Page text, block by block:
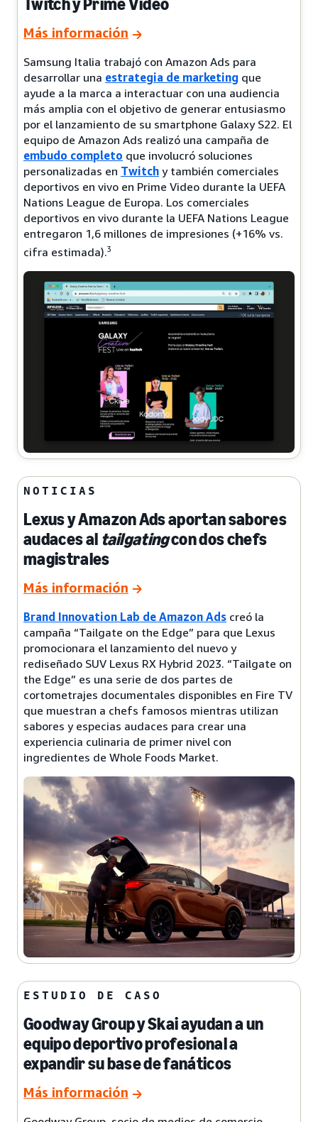
Más información
Samsung Italia trabajó con Amazon Ads para
desarrollar una estrategia de marketing que
ayude a la marca a interactuar con una audiencia
más amplia con el objetivo de generar entusiasmo
por el lanzamiento de su smartphone Galaxy S22. El
equipo de Amazon Ads realizó una campaña de
embudo completo que involucró soluciones
personalizadas en Twitch y también comerciales
deportivos en vivo en Prime Video durante la UEFA
Nations League de Europa. Los comerciales
deportivos en vivo durante la UEFA Nations League
entregaron 1,6 millones de impresiones (+16% vs.
cifra estimada).3
NOTICIAS
Lexus y Amazon Ads aportan sabores
audaces al tailgatingcon dos chefs
magistrales
Más información
Brand Innovation Lab de Amazon Ads creó la
campaña “Tailgate on the Edge” para que Lexus
promocionara el lanzamiento del nuevo y
rediseñado SUV Lexus RX Hybrid 2023. “Tailgate on
the Edge” es una serie de dos partes de
cortometrajes documentales disponibles en Fire TV
que muestran a chefs famosos mientras utilizan
sabores y especias audaces para crear una
experiencia culinaria de primer nivel con
ingredientes de Whole Foods Market.
ESTUDIO DE CASO
Goodway Group y Skai ayudan a un
equipo deportivo profesional a
expandir su base de fanáticos
Más información